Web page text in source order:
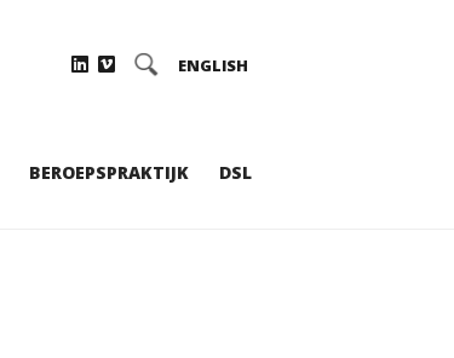
ENGLISH
BEROEPSPRAKTIJK DSL